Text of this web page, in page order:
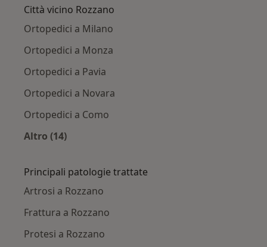
Città vicino Rozzano
Ortopedici a Milano
Ortopedici a Monza
Ortopedici a Pavia
Ortopedici a Novara
Ortopedici a Como
Altro (14)
Principali patologie trattate
Artrosi a Rozzano
Frattura a Rozzano
Protesi a Rozzano